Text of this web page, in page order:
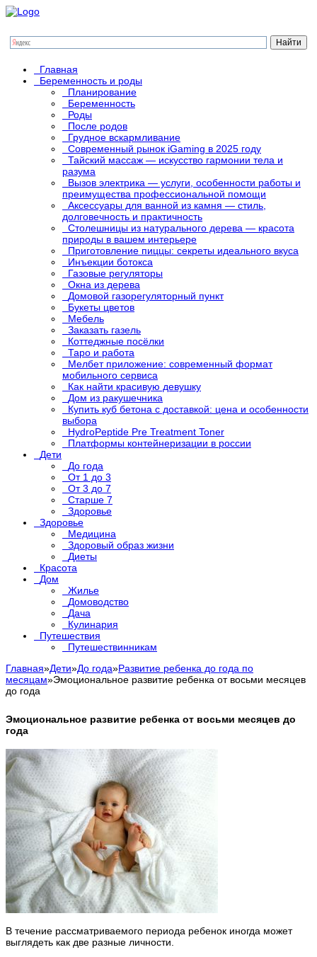
Главная
Беременность и роды
Планирование
Беременность
Роды
После родов
Грудное вскармливание
Современный рынок iGaming в 2025 году
Тайский массаж — искусство гармонии тела и
разума
Вызов электрика — услуги, особенности работы и
преимущества профессиональной помощи
Аксессуары для ванной из камня — стиль,
долговечность и практичность
Столешницы из натурального дерева — красота
природы в вашем интерьере
Приготовление пиццы: секреты идеального вкуса
Инъекции ботокса
Газовые регуляторы
Окна из дерева
Домовой газорегуляторный пункт
Букеты цветов
Мебель
Заказать газель
Коттеджные посёлки
Таро и работа
Мелбет приложение: современный формат
мобильного сервиса
Как найти красивую девушку
Дом из ракушечника
Купить куб бетона с доставкой: цена и особенности
выбора
HydroPeptide Pre Treatment Toner
Платформы контейнеризации в россии
Дети
До года
От 1 до 3
От 3 до 7
Старше 7
Здоровье
Здоровье
Медицина
Здоровый образ жизни
Диеты
Красота
Дом
Жилье
Домоводство
Дача
Кулинария
Путешествия
Путешествинникам
Главная»Дети»До года»Развитие ребенка до года по
месяцам»Эмоциональное развитие ребенка от восьми месяцев
до года
Эмоциональное развитие ребенка от восьми месяцев до
года
В течение рассматриваемого периода ребенок иногда может
выглядеть как две разные личности.